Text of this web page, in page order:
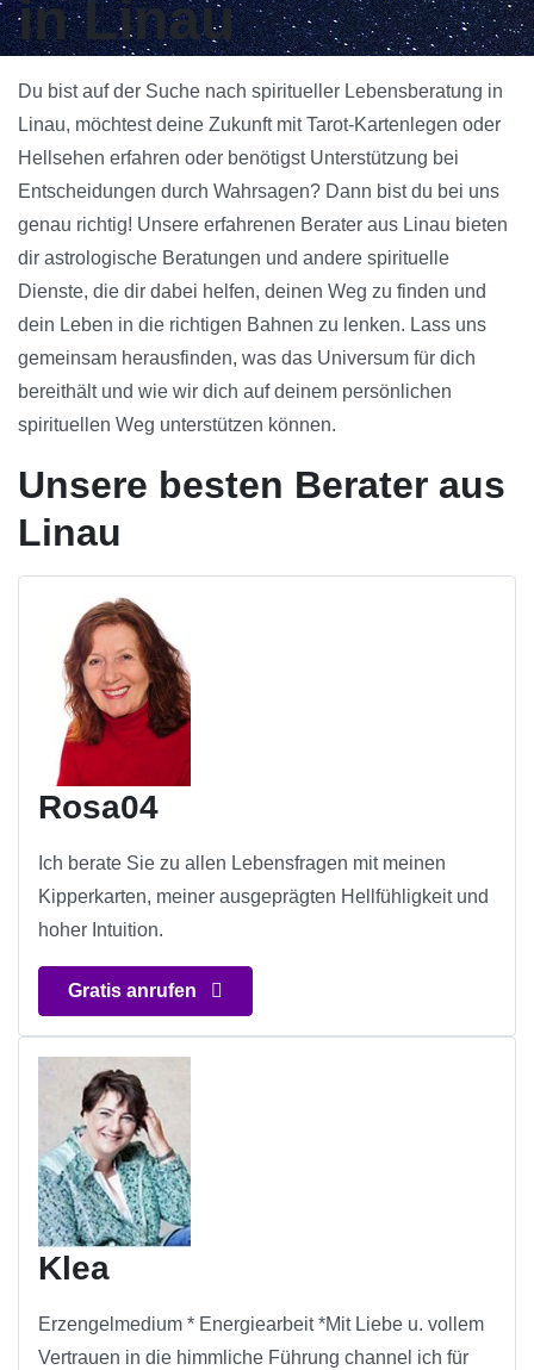
in Linau
Du bist auf der Suche nach spiritueller Lebensberatung in
Linau, möchtest deine Zukunft mit Tarot-Kartenlegen oder
Hellsehen erfahren oder benötigst Unterstützung bei
Entscheidungen durch Wahrsagen? Dann bist du bei uns
genau richtig! Unsere erfahrenen Berater aus Linau bieten
dir astrologische Beratungen und andere spirituelle
Dienste, die dir dabei helfen, deinen Weg zu finden und
dein Leben in die richtigen Bahnen zu lenken. Lass uns
gemeinsam herausfinden, was das Universum für dich
bereithält und wie wir dich auf deinem persönlichen
spirituellen Weg unterstützen können.
Unsere besten Berater aus
Linau
Rosa04
Ich berate Sie zu allen Lebensfragen mit meinen
Kipperkarten, meiner ausgeprägten Hellfühligkeit und
hoher Intuition.
Gratis anrufen
Klea
Erzengelmedium * Energiearbeit *Mit Liebe u. vollem
Vertrauen in die himmliche Führung channel ich für